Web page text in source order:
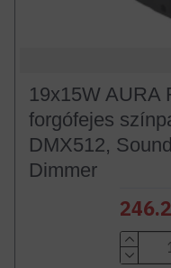
19x15W AURA
forgófejes
DMX512,
Dimmer